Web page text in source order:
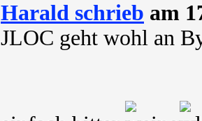
Harald schrieb am
JLOC geht wohl an